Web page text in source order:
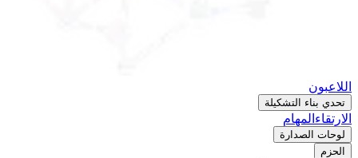
اللاعبون
تحدي بناء التشكيلة
الارتقاء المهام
لوحات الصدارة
الحزم